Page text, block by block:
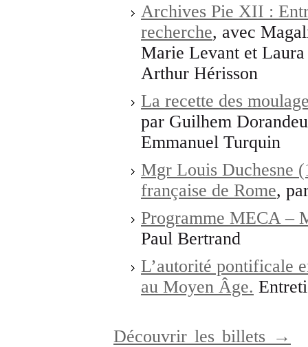
Archives Pie XII :
recherche, avec
Marie Levant et
Arthur Hérisson
La recette des
par Guilhem
Emmanuel Turquin
Mgr Louis Duchesne
française de Rome,
Programme MECA –
Paul Bertrand
L’autorité pontificale
au Moyen Âge.
Découvrir les billets →